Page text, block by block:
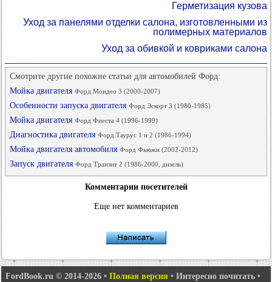
Герметизация кузова
Уход за панелями отделки салона, изготовленными из
полимерных материалов
Уход за обивкой и ковриками салона
Смотрите другие похожие статьи для автомобилей Форд:
Мойка двигателя Форд Мондео 3 (2000-2007)
Особенности запуска двигателя Форд Эскорт 3 (1980-1985)
Мойка двигателя Форд Фиеста 4 (1996-1999)
Диагностика двигателя Форд Таурус 1 и 2 (1986-1994)
Мойка двигателя автомобиля Форд Фьюжн (2002-2012)
Запуск двигателя Форд Транзит 2 (1986-2000, дизель)
Комментарии посетителей
Еще нет комментариев
FordBook.ru © 2014-2026 • Полная версия • Интересно почитать •